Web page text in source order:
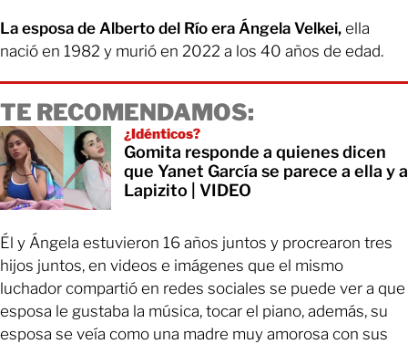
La esposa de Alberto del Río era Ángela Velkei, ella
nació en 1982 y murió en 2022 a los 40 años de edad.
TE RECOMENDAMOS:
¿Idénticos?
Gomita responde a quienes dicen
que Yanet García se parece a ella y a
Lapizito | VIDEO
Él y Ángela estuvieron 16 años juntos y procrearon tres
hijos juntos, en videos e imágenes que el mismo
luchador compartió en redes sociales se puede ver a que
esposa le gustaba la música, tocar el piano, además, su
esposa se veía como una madre muy amorosa con sus